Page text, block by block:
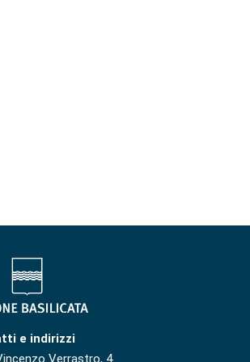
e indirizzi
Verrastro, 4